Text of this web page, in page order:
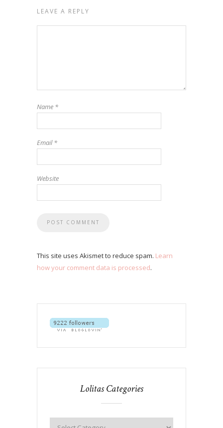
LEAVE A REPLY
Name *
Email*
Website
This site uses Akismet to reduce spam. Learn
how your comment data is processed.
Lolitas Categories